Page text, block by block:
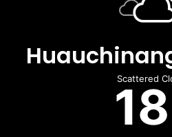
Scattered
18